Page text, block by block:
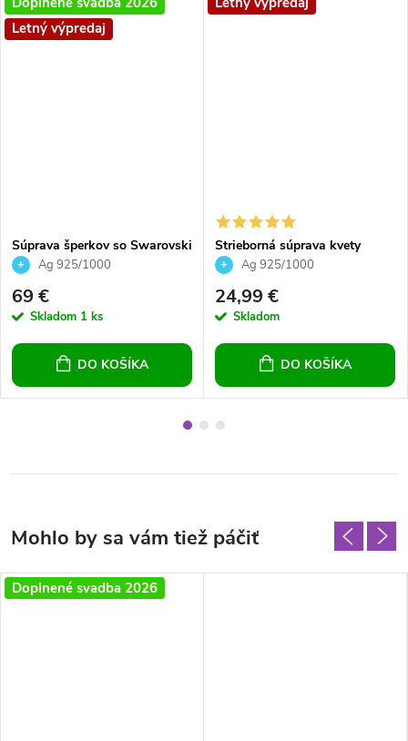
Letný výpredaj
Súprava šperkov so Swarovski
Crystals - kosoštvorec crystal
Ag 925/1000
69 €
Skladom 1 ks
DO KOŠÍKA
Strieborná súprava kvety
crystals 12 mm
Ag 925/1000
24,99 €
Skladom
DO KOŠÍKA
Doplnené svadba 2026